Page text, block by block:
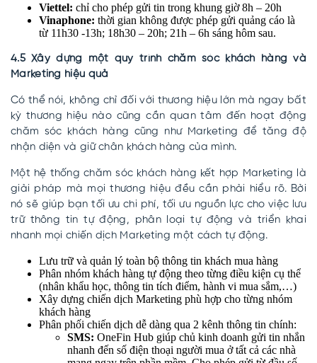
Viettel: chỉ cho phép gửi tin trong khung giờ 8h – 20h
Vinaphone: thời gian không được phép gửi quảng cáo là
từ 11h30 -13h; 18h30 – 20h; 21h – 6h sáng hôm sau.
4.5 Xây dựng một quy trình chăm sóc khách hàng và
Marketing hiệu quả
Có thể nói, không chỉ đối với thương hiệu lớn mà ngay bất
kỳ thương hiệu nào cũng cần quan tâm đến hoạt động
chăm sóc khách hàng cũng như Marketing để tăng độ
nhận diện và giữ chân khách hàng của mình.
Một hệ thống chăm sóc khách hàng kết hợp Marketing là
giải pháp mà mọi thương hiệu đều cần phải hiểu rõ. Bởi
nó sẽ giúp bạn tối ưu chi phí, tối ưu nguồn lực cho việc lưu
trữ thông tin tự động, phân loại tự động và triển khai
nhanh mọi chiến dịch Marketing một cách tự động.
Lưu trữ và quản lý toàn bộ thông tin khách mua hàng
Phân nhóm khách hàng tự động theo từng điều kiện cụ thể
(nhân khẩu học, thông tin tích điểm, hành vi mua sắm,…)
Xây dựng chiến dịch Marketing phù hợp cho từng nhóm
khách hàng
Phân phối chiến dịch dễ dàng qua 2 kênh thông tin chính:
SMS: OneFin Hub giúp chủ kinh doanh gửi tin nhắn
nhanh đến số điện thoại người mua ở tất cả các nhà